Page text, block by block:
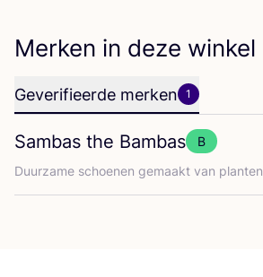
Merken in deze winkel
Geverifieerde merken 1
Sambas the Bambas
B
Duur­za­me schoe­nen gemaakt van planten